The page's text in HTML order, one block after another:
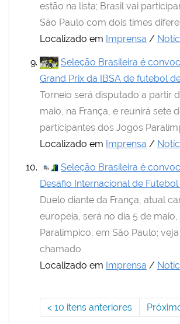
estão na lista; Brasil vai
São Paulo com dois times
Localizado em Imprensa /
Seleção Brasileira é
Grand Prix da IBSA de futebol
Torneio será disputado a partir
maio, na França, e reunirá sete
participantes dos Jogos
Localizado em Imprensa /
Seleção Brasileira é
Desafio Internacional de
Duelo diante da França, atual
europeia, será no dia 5 de maio,
Paralímpico, em São Paulo;
chamado
Localizado em Imprensa /
10 itens anteriores